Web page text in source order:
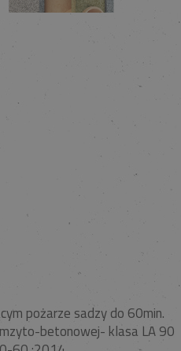
pożarze sadzy do 60min.
betonowej- klasa LA 90